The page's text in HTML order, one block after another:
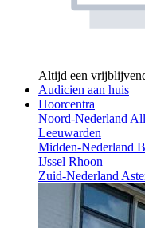
Altijd een
Audicien aan huis
Hoorcentra
Noord-Nederland
Leeuwarden
Midden-Nederland
IJssel Rhoon
Zuid-Nederland